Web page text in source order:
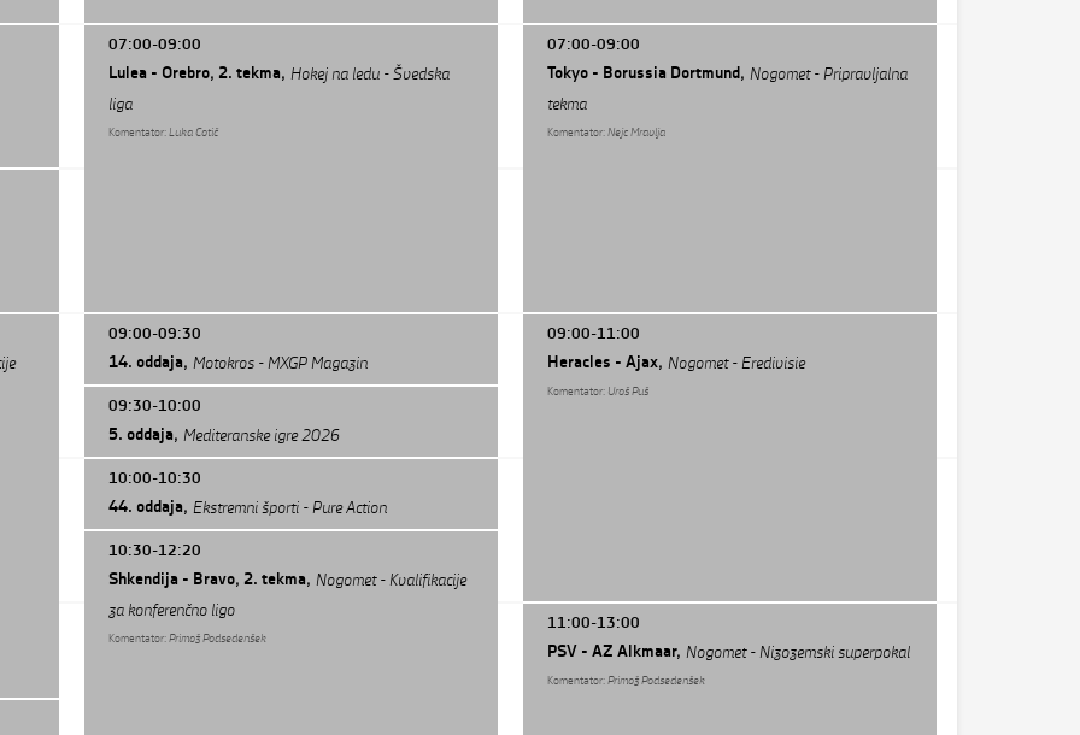
07:00-09:00
Tokyo - Borussia Dortmund, Nogomet - Pripravljalna
tekma
Komentator:Nejc Mravlja
09:00-11:00
Heracles - Ajax, Nogomet - Eredivisie
Komentator: Uroš Puš
11:00-13:00
PSV - AZ Alkmaar, Nogomet - Nizozemski superpokal
Komentator:Primož Podsedenšek
07:00-09:00
Lulea - Orebro, 2. tekma, Hokej na ledu - Švedska
liga
Komentator:Luka Cotič
09:00-09:30
14. oddaja, Motokros - MXGP Magazin
09:30-10:00
5. oddaja, Mediteranske igre 2026
10:00-10:30
44. oddaja, Ekstremni športi - Pure Action
10:30-12:20
Shkendija - Bravo, 2. tekma, Nogomet - Kvalifikacije
za konferenčno ligo
Komentator:Primož Podsedenšek